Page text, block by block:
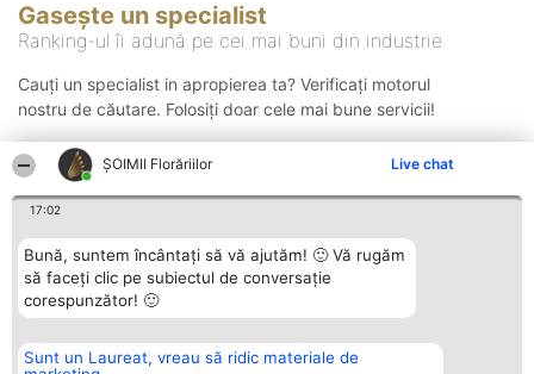
ȘOIMII Florăriilor Live chat
17:02
Bună, suntem încântați să vă ajutăm! 🙂 Vă rugăm
să faceți clic pe subiectul de conversație
corespunzător! 🙂
Sunt un Laureat, vreau să ridic materiale de
Gasește un specialist
Ranking-ul îi adună pe cei mai buni din industrie
Cauți un specialist in apropierea ta? Verificați motorul
nostru de căutare. Folosiți doar cele mai bune servicii!
Organizator Ranking Plebiscyt Contact